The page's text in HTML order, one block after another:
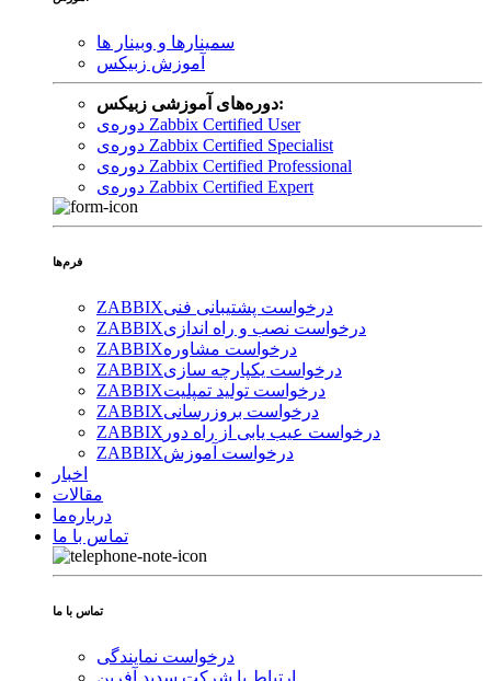
سمینارها و وبینار ها
آموزش زبیکس
دوره‌های آموزشی زبیکس:
دوره‌ی Zabbix Certified User
دوره‌ی Zabbix Certified Specialist
دوره‌ی Zabbix Certified Professional
دوره‌ی Zabbix Certified Expert
فرم‌ها
ZABBIXدرخواست پشتیبانی فنی
ZABBIXدرخواست نصب و راه اندازی
ZABBIXدرخواست مشاوره
ZABBIXدرخواست یکپارچه سازی
ZABBIXدرخواست تولید تمپلیت
ZABBIXدرخواست بروزرسانی
ZABBIX درخواست عیب یابی از راه دور
ZABBIXدرخواست آموزش
اخبار
مقالات
درباره‌ما
تماس با ما
تماس با ما
درخواست نمایندگی
ارتباط با شرکت سدید آفرین